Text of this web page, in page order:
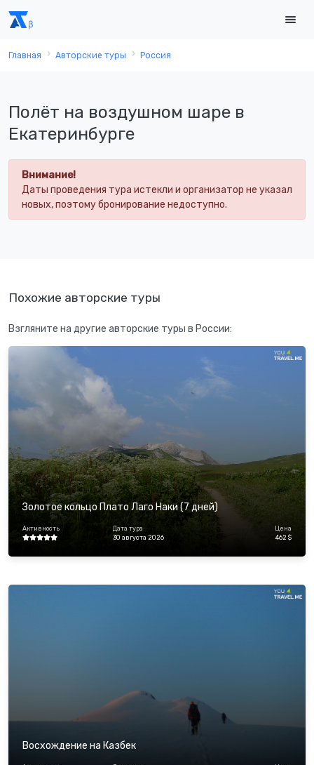
Главная Авторские туры Россия
Полёт на воздушном шаре в
Екатеринбурге
Внимание!
Даты проведения тура истекли и организатор не указал
новых, поэтому бронирование недоступно.
Похожие авторские туры
Взгляните на другие авторские туры в России:
Золотое кольцо Плато Лаго Наки (7 дней)
Активность
Дата тура
30 августа 2026
Цена
462 $
Восхождение на Казбек